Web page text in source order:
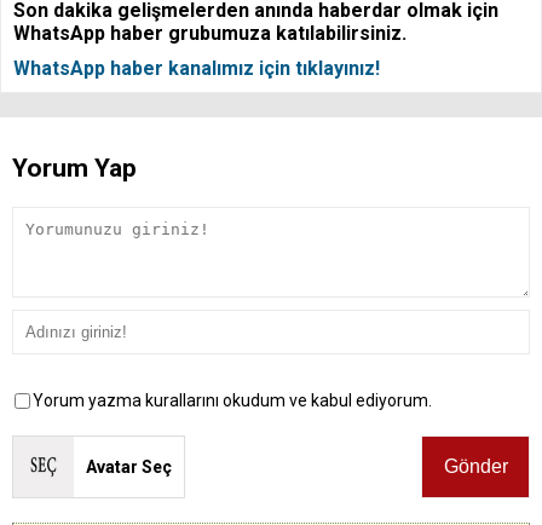
Son dakika gelişmelerden anında haberdar olmak için
WhatsApp haber grubumuza katılabilirsiniz.
WhatsApp haber kanalımız için tıklayınız!
Yorum Yap
Yorum yazma kurallarını okudum ve kabul ediyorum.
Avatar Seç